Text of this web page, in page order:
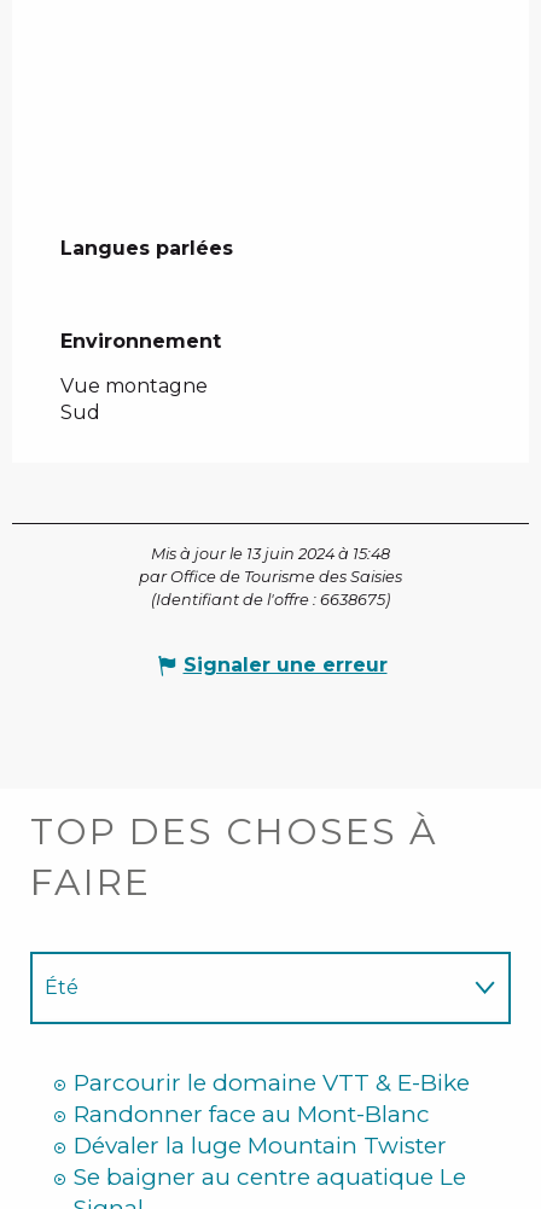
Langues parlées
Langues parlées
Environnement
Environnement
Vue montagne
Sud
Mis à jour le 13 juin 2024 à 15:48
par Office de Tourisme des Saisies
(Identifiant de l'offre : 6638675)
Signaler une erreur
TOP DES CHOSES À
FAIRE
Été
Parcourir le domaine VTT & E-Bike
Randonner face au Mont-Blanc
Dévaler la luge Mountain Twister
Se baigner au centre aquatique Le